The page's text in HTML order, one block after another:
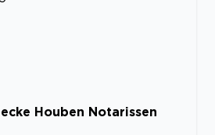
Houben Notarissen